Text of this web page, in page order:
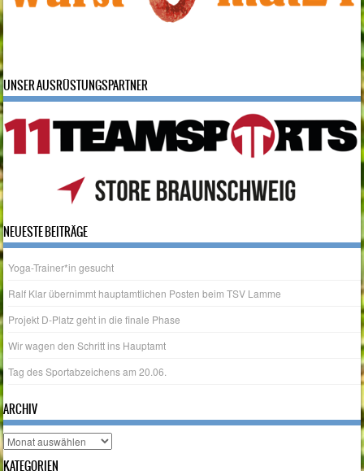
UNSER AUSRÜSTUNGSPARTNER
NEUESTE BEITRÄGE
Yoga-Trainer*in gesucht
Ralf Klar übernimmt hauptamtlichen Posten beim TSV Lamme
Projekt D-Platz geht in die finale Phase
Wir wagen den Schritt ins Hauptamt
Tag des Sportabzeichens am 20.06.
ARCHIV
Archiv